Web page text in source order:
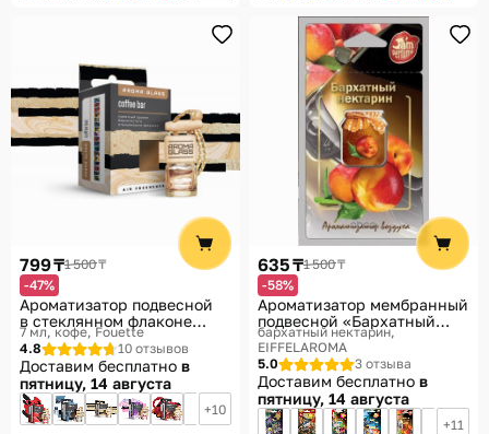
799 ₸1 500 ₸
-47%
Ароматизатор подвесной
в стеклянном флаконе
«Coffee bar»
7 мл, кофе Fouette
4.8
10 отзывов
Доставим бесплатно в
пятницу, 14 августа
10
635 ₸1 500 ₸
-58%
Ароматизатор мембранный
подвесной «Бархатный
нектарин»
бархатный нектарин
EIFFELAROMA
5.0
3 отзыва
Доставим бесплатно в
пятницу, 14 августа
11